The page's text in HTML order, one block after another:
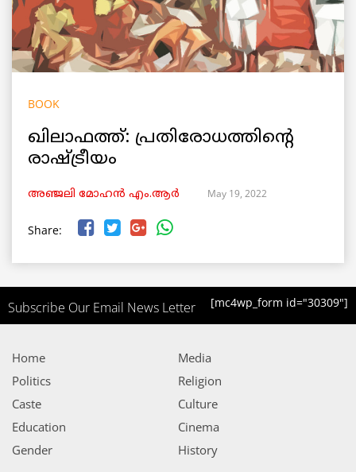
BOOK
ഖിലാഫത്ത്: പ്രതിരോധത്തിന്റെ
രാഷ്ട്രീയം
അഞ്ജലി മോഹൻ എം.ആർ May 19, 2022
Share:
Subscribe Our Email News Letter [mc4wp_form id="30309"]
Home
Politics
Caste
Education
Gender
Media
Religion
Culture
Cinema
History